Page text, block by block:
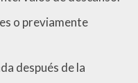
o previamente
después de la